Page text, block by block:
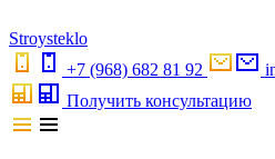
Stroysteklo
+7 (968) 682 81 92
Получить консультацию